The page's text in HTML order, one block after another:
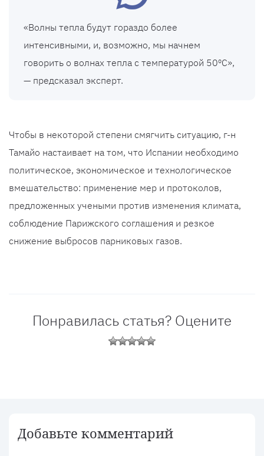
«Волны тепла будут гораздо более
интенсивными, и, возможно, мы начнем
говорить о волнах тепла с температурой 50ºC»,
— предсказал эксперт.
Чтобы в некоторой степени смягчить ситуацию, г-н
Тамайо настаивает на том, что Испании необходимо
политическое, экономическое и технологическое
вмешательство: применение мер и протоколов,
предложенных учеными против изменения климата,
соблюдение Парижского соглашения и резкое
снижение выбросов парниковых газов.
Понравилась статья? Оцените
Добавьте комментарий